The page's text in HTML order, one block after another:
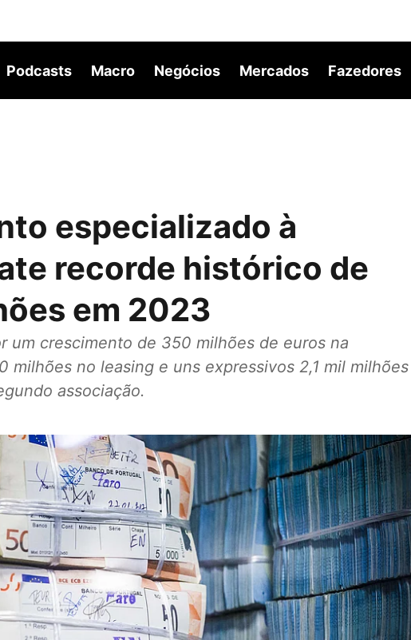
Podcasts Macro Negócios Mercados Fazedores
especializado à
recorde histórico de
em 2023
um crescimento de 350 milhões de euros na
milhões no leasing e uns expressivos 2,1 mil milhões
associação.